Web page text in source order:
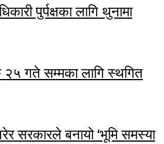
पुर्पक्षका लागि थुनामा
२५ गते सम्मका लागि स्थगित
सरकारले बनायो ‘भूमि समस्या